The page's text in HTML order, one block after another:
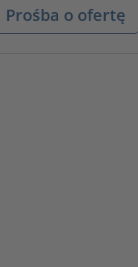
Prośba o ofertę